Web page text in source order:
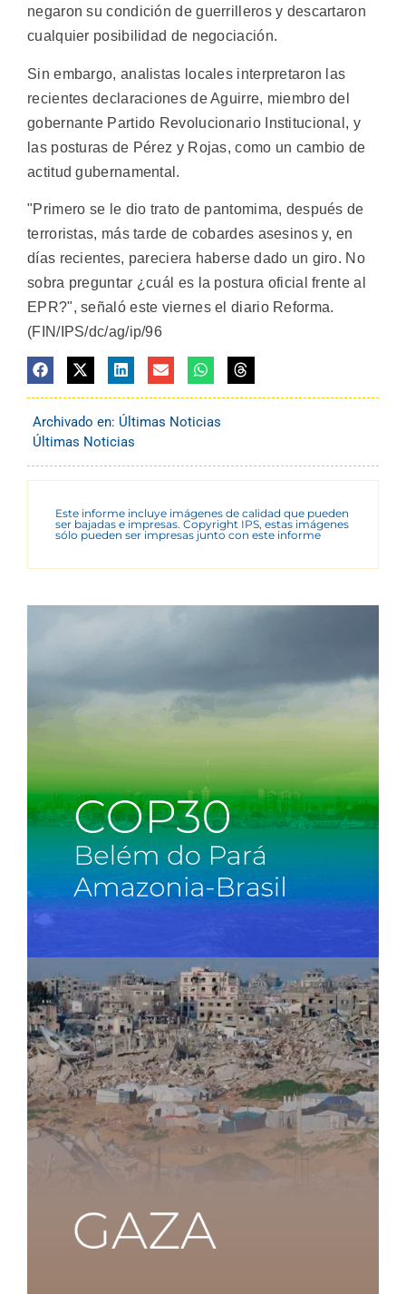
negaron su condición de guerrilleros y descartaron
cualquier posibilidad de negociación.
Sin embargo, analistas locales interpretaron las
recientes declaraciones de Aguirre, miembro del
gobernante Partido Revolucionario Institucional, y
las posturas de Pérez y Rojas, como un cambio de
actitud gubernamental.
"Primero se le dio trato de pantomima, después de
terroristas, más tarde de cobardes asesinos y, en
días recientes, pareciera haberse dado un giro. No
sobra preguntar ¿cuál es la postura oficial frente al
EPR?", señaló este viernes el diario Reforma.
(FIN/IPS/dc/ag/ip/96
Archivado en: Últimas Noticias
Últimas Noticias
Este informe incluye imágenes de calidad que pueden
ser bajadas e impresas. Copyright IPS, estas imágenes
sólo pueden ser impresas junto con este informe